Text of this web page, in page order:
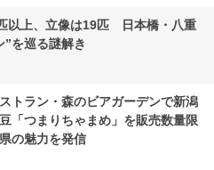
以上、立像は19匹 日本橋・八重
”を巡る謎解き
トラン・森のビアガーデンで新潟
「つまりちゃまめ」を販売数量限
の魅力を発信